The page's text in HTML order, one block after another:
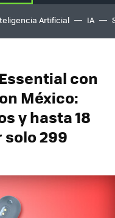
Artificial IA
con
México:
y hasta 18
299